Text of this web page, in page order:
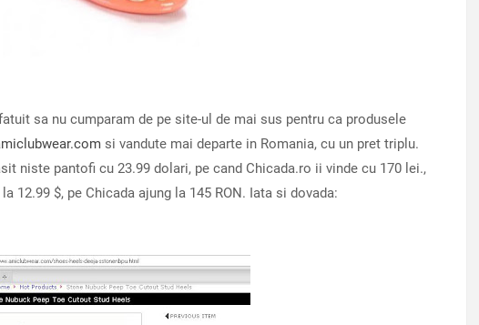
sa nu cumparam de pe site-ul de mai sus pentru ca produsele
si vandute mai departe in Romania, cu un pret triplu.
niste pantofi cu 23.99 dolari, pe cand Chicada.ro ii vinde cu 170 lei.,
12.99 $, pe Chicada ajung la 145 RON. Iata si dovada: